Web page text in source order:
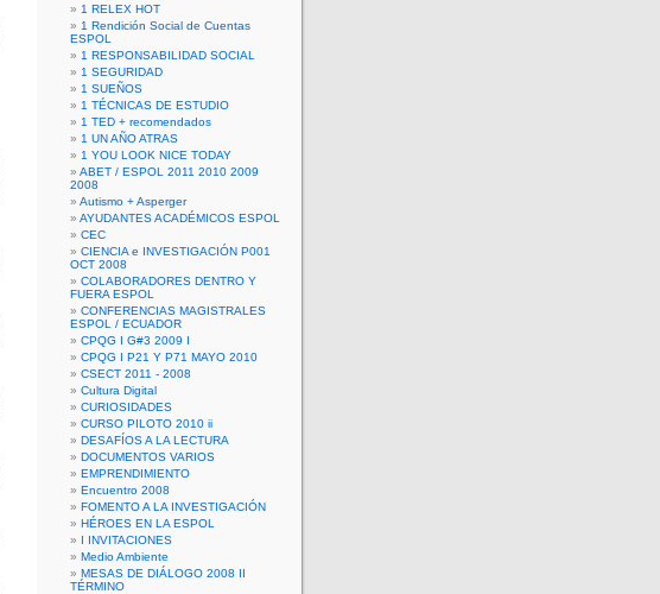
1 RELEX HOT
1 Rendición Social de Cuentas
ESPOL
1 RESPONSABILIDAD SOCIAL
1 SEGURIDAD
1 SUEÑOS
1 TÉCNICAS DE ESTUDIO
1 TED + recomendados
1 UN AÑO ATRAS
1 YOU LOOK NICE TODAY
ABET / ESPOL 2011 2010 2009
2008
Autismo + Asperger
AYUDANTES ACADÉMICOS ESPOL
CEC
CIENCIA e INVESTIGACIÓN P001
OCT 2008
COLABORADORES DENTRO Y
FUERA ESPOL
CONFERENCIAS MAGISTRALES
ESPOL / ECUADOR
CPQG I G#3 2009 I
CPQG I P21 Y P71 MAYO 2010
CSECT 2011 - 2008
Cultura Digital
CURIOSIDADES
CURSO PILOTO 2010 ii
DESAFÍOS A LA LECTURA
DOCUMENTOS VARIOS
EMPRENDIMIENTO
Encuentro 2008
FOMENTO A LA INVESTIGACIÓN
HÉROES EN LA ESPOL
I INVITACIONES
Medio Ambiente
MESAS DE DIÁLOGO 2008 II
TÉRMINO